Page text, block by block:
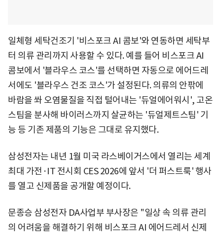
일체형 세탁건조기 '비스포크 AI 콤보'와 연동하면 세탁부
터 의류 관리까지 사용할 수 있다. 예를 들어 비스포크 AI
콤보에서 '블라우스 코스'를 선택하면 자동으로 에어드레
서에도 '블라우스 건조 코스'가 설정된다. 의류의 안팎에
바람을 쏴 오염물질을 직접 털어내는 '듀얼에어워시', 고온
스팀을 분사해 바이러스까지 살균하는 '듀얼제트스팀' 기
능 등 기존 제품의 기능은 그대로 유지했다.
삼성전자는 내년 1월 미국 라스베이거스에서 열리는 세계
최대 가전·IT 전시회 CES 2026에 앞서 '더 퍼스트룩' 행사
를 열고 신제품을 공개할 예정이다.
문종승 삼성전자 DA사업부 부사장은 "일상 속 의류 관리
의 어려움을 해결하기 위해 비스포크 AI 에어드레서 신제